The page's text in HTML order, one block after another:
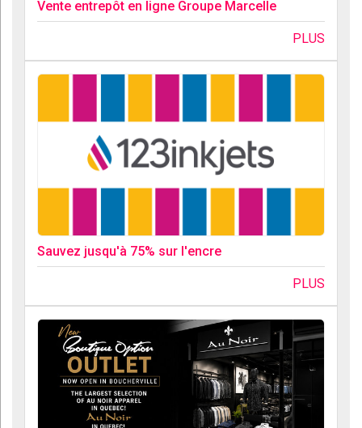
Vente entrepôt en ligne Groupe Marcelle
PLUS
Sauvez jusqu'à 75% sur l'encre
PLUS